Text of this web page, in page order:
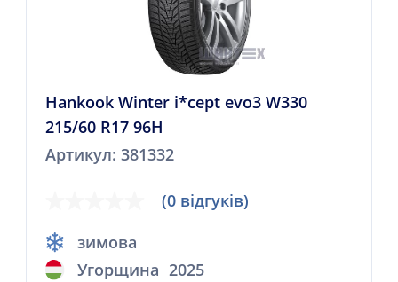
Hankook Winter i*cept evo3 W330
215/60 R17 96H
Артикул: 381332
(0 відгуків)
зимова
Угорщина 2025